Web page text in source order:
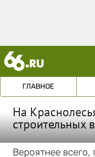
ГЛАВНОЕ
На
строительных
Вероятнее